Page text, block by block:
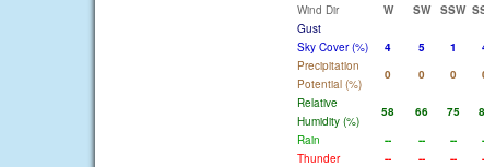
Wind Dir
W SW SSW
Gust
Sky Cover (%)
4 5 1
Precipitation
Potential (%)
0 0 0
Relative
Humidity (%)
58 66 75
Rain
-- -- --
Thunder
-- -- --